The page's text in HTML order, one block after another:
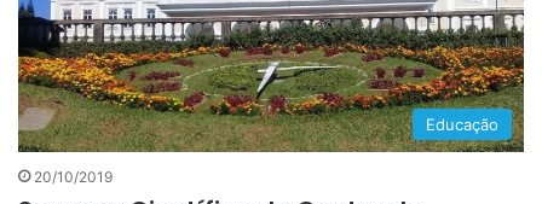
Educação
20/10/2019